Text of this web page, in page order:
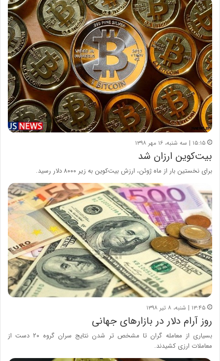
۱۵:۱۵ | سه شنبه، ۱۶ مهر ۱۳۹۸
بیت‌کوین ارزان شد
برای نخستین بار از ماه ژوئن، ارزش بیت‌کوین به زیر ۸۰۰۰ دلار رسید.
۱۳:۴۵ | شنبه، ۸ تیر ۱۳۹۸
روز آرام دلار در بازارهای جهانی
بسیاری از معامله گران تا مشخص تر شدن نتایج سران گروه ۲۰ دست از
معاملات ارزی کشیدند.